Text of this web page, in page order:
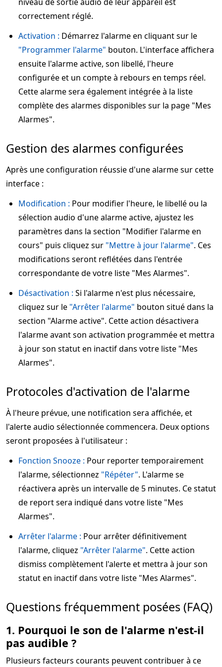
correctement réglé.
Activation : Démarrez l'alarme en cliquant sur le
"Programmer l'alarme" bouton. L'interface affichera
ensuite l'alarme active, son libellé, l'heure
configurée et un compte à rebours en temps réel.
Cette alarme sera également intégrée à la liste
complète des alarmes disponibles sur la page "Mes
Alarmes".
Gestion des alarmes configurées
Après une configuration réussie d'une alarme sur cette
interface :
Modification : Pour modifier l'heure, le libellé ou la
sélection audio d'une alarme active, ajustez les
paramètres dans la section "Modifier l'alarme en
cours" puis cliquez sur "Mettre à jour l'alarme". Ces
modifications seront reflétées dans l'entrée
correspondante de votre liste "Mes Alarmes".
Désactivation : Si l'alarme n'est plus nécessaire,
cliquez sur le "Arrêter l'alarme" bouton situé dans la
section "Alarme active". Cette action désactivera
l'alarme avant son activation programmée et mettra
à jour son statut en inactif dans votre liste "Mes
Alarmes".
Protocoles d'activation de l'alarme
À l'heure prévue, une notification sera affichée, et
l'alerte audio sélectionnée commencera. Deux options
seront proposées à l'utilisateur :
Fonction Snooze : Pour reporter temporairement
l'alarme, sélectionnez "Répéter". L'alarme se
réactivera après un intervalle de 5 minutes. Ce statut
de report sera indiqué dans votre liste "Mes
Alarmes".
Arrêter l'alarme : Pour arrêter définitivement
l'alarme, cliquez "Arrêter l'alarme". Cette action
dismiss complètement l'alerte et mettra à jour son
statut en inactif dans votre liste "Mes Alarmes".
Questions fréquemment posées (FAQ)
1. Pourquoi le son de l'alarme n'est-il
pas audible ?
Plusieurs facteurs courants peuvent contribuer à ce